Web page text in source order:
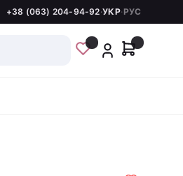
+38 (063) 204-94-92·УКР·РУС